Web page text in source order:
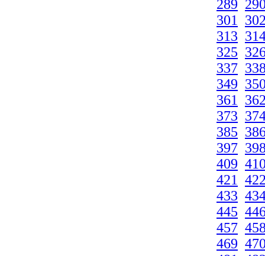
289
301
313
325
337
349
361
373
385
397
409
421
433
445
457
469